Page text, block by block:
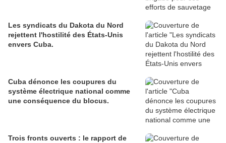
Les syndicats du Dakota du Nord
rejettent l'hostilité des États-Unis
envers Cuba.
Cuba dénonce les coupures du
système électrique national comme
une conséquence du blocus.
Trois fronts ouverts : le rapport de